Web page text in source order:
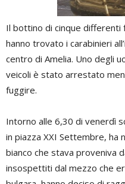
Il bottino di cinque differenti
hanno trovato i carabinieri
centro di Amelia. Uno degli
veicoli è stato arrestato
fuggire.
Intorno alle 6,30 di venerdì
in piazza XXI Settembre, ha
bianco che stava proveniva
insospettiti dal mezzo che